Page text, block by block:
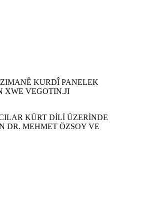
KURDÎ PANELEK
XWE VEGOTIN.JI
KÜRT DİLİ ÜZERİNDE
DR. MEHMET ÖZSOY VE